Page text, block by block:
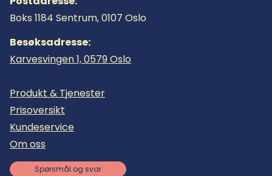
Boks 1184 Sentrum, 0107 Oslo
Besøksadresse:
Karvesvingen 1, 0579 Oslo
Produkt & Tjenester
Prisoversikt
Kundeservice
Om oss
Spørsmål og svar